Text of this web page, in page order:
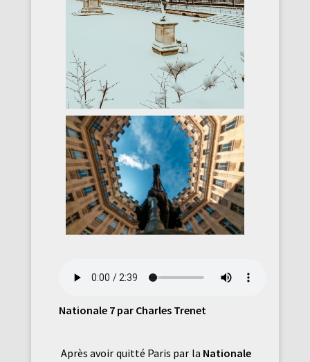
Nationale 7 par Charles Trenet
Après avoir quitté Paris par la Nationale